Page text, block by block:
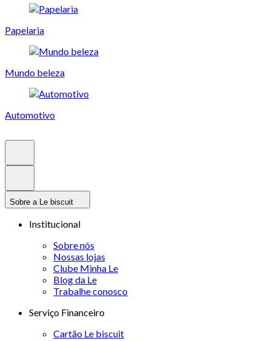
Papelaria
Mundo beleza
Automotivo
Sobre a Le biscuit
Institucional
Sobre nós
Nossas lojas
Clube Minha Le
Blog da Le
Trabalhe conosco
Serviço Financeiro
Cartão Le biscuit